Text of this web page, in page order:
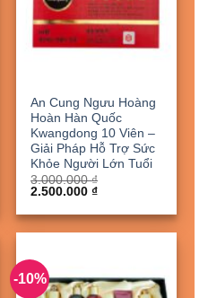
An Cung Ngưu Hoàng
Hoàn Hàn Quốc
Kwangdong 10 Viên –
Giải Pháp Hỗ Trợ Sức
Khỏe Người Lớn Tuổi
3.000.000₫
Giá
là:
3.000.000 ₫.
2.500.000₫Giá
tại
là:
-10%